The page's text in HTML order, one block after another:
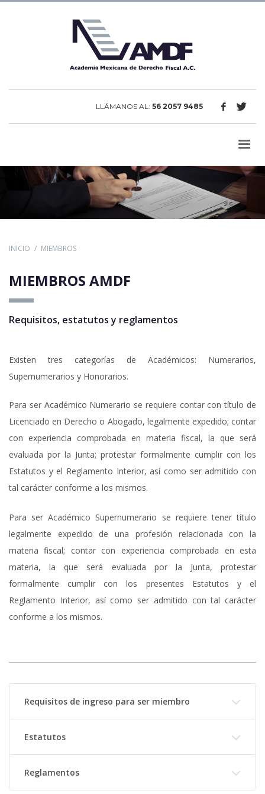
LLÁMANOS AL: 56 2057 9485
INICIO MIEMBROS
MIEMBROS AMDF
Requisitos, estatutos y reglamentos
Existen tres categorías de Académicos: Numerarios,
Supernumerarios y Honorarios.
Para ser Académico Numerario se requiere contar con título de
Licenciado en Derecho o Abogado, legalmente expedido; contar
con experiencia comprobada en materia fiscal, la que será
evaluada por la Junta; protestar formalmente cumplir con los
Estatutos y el Reglamento Interior, así como ser admitido con
tal carácter conforme a los mismos.
Para ser Académico Supernumerario se requiere tener título
legalmente expedido de una profesión relacionada con la
materia fiscal; contar con experiencia comprobada en esta
materia, la que será evaluada por la Junta, protestar
formalmente cumplir con los presentes Estatutos y el
Reglamento Interior, así como ser admitido con tal carácter
conforme a los mismos.
Requisitos de ingreso para ser miembro
Estatutos
Reglamentos